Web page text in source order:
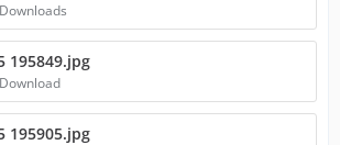
195849.jpg
195905.jpg